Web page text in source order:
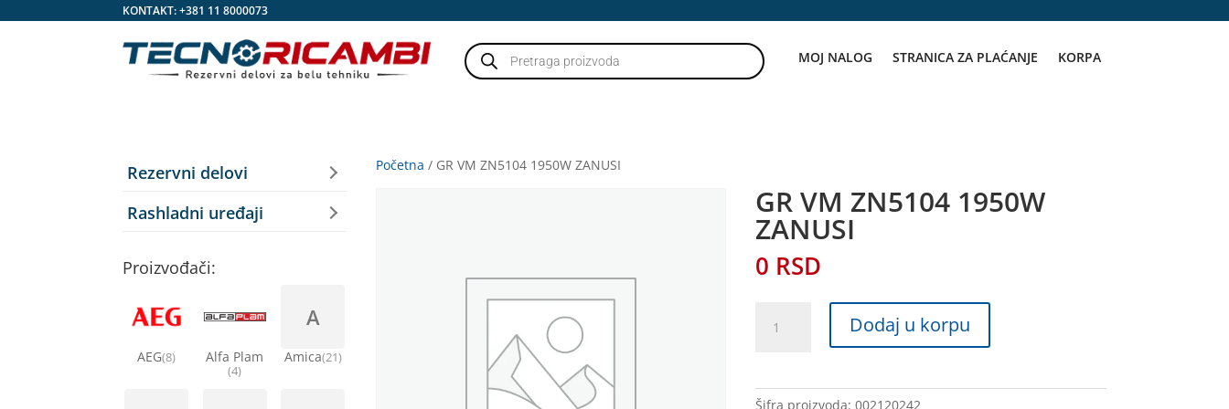
KONTAKT:+381 11 8000073
Products
search MOJ NALOG STRANICA ZA PLAĆANJE KORPA
Početna / GR VM ZN5104 1950W ZANUSI
GR VM ZN5104 1950W
ZANUSI
0 RSD
ZANUSI
Dodaj u korpu
Šifra proizvoda:002120242
Rezervni delovi
Rashladni uređaji
Proizvođači:
AEG(8) Alfa Plam
(4)
A
Amica(21)